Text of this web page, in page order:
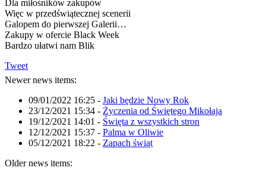
Dla miłośników zakupów
Więc w przedświątecznej scenerii
Galopem do pierwszej Galerii…
Zakupy w ofercie Black Week
Bardzo ułatwi nam Blik
Tweet
Newer news items:
09/01/2022 16:25 - Jaki będzie Nowy Rok
23/12/2021 15:34 - Życzenia od Świętego Mikołaja
19/12/2021 14:01 - Święta z wszystkich stron
12/12/2021 15:37 - Palma w Oliwie
05/12/2021 18:22 - Zapach świąt
Older news items: